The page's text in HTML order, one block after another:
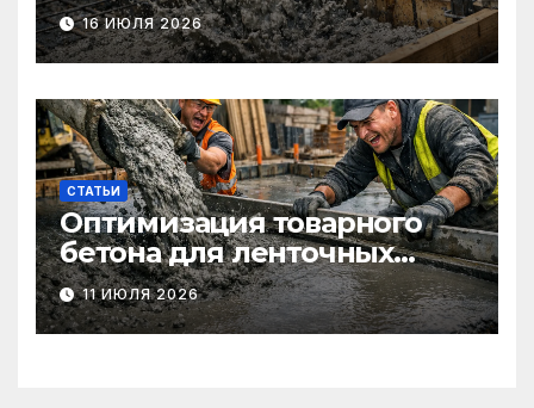
16 ИЮЛЯ 2026
СТАТЬИ
Оптимизация товарного
бетона для ленточных
фундаментов
11 ИЮЛЯ 2026